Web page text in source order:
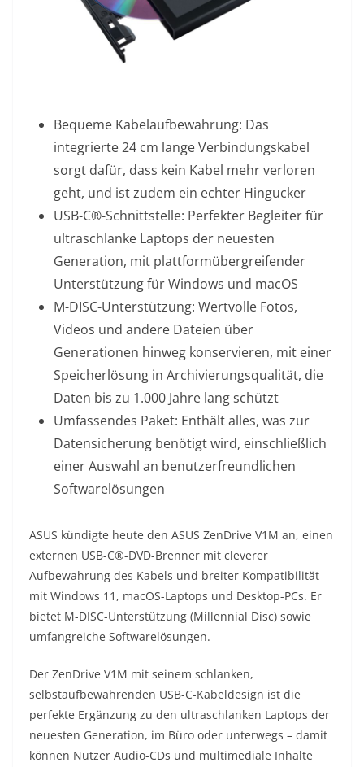
Bequeme Kabelaufbewahrung: Das
integrierte 24 cm lange Verbindungskabel
sorgt dafür, dass kein Kabel mehr verloren
geht, und ist zudem ein echter Hingucker
USB-C®-Schnittstelle: Perfekter Begleiter für
ultraschlanke Laptops der neuesten
Generation, mit plattformübergreifender
Unterstützung für Windows und macOS
M-DISC-Unterstützung: Wertvolle Fotos,
Videos und andere Dateien über
Generationen hinweg konservieren, mit einer
Speicherlösung in Archivierungsqualität, die
Daten bis zu 1.000 Jahre lang schützt
Umfassendes Paket: Enthält alles, was zur
Datensicherung benötigt wird, einschließlich
einer Auswahl an benutzerfreundlichen
Softwarelösungen
ASUS kündigte heute den ASUS ZenDrive V1M an, einen
externen USB-C®-DVD-Brenner mit cleverer
Aufbewahrung des Kabels und breiter Kompatibilität
mit Windows 11, macOS-Laptops und Desktop-PCs. Er
bietet M-DISC-Unterstützung (Millennial Disc) sowie
umfangreiche Softwarelösungen.
Der ZenDrive V1M mit seinem schlanken,
selbstaufbewahrenden USB-C-Kabeldesign ist die
perfekte Ergänzung zu den ultraschlanken Laptops der
neuesten Generation, im Büro oder unterwegs – damit
können Nutzer Audio-CDs und multimediale Inhalte